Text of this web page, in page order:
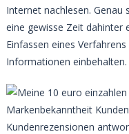
Internet nachlesen.
eine gewisse Zeit dahinter
Einfassen eines
Informationen einbehalten.
Markenbekanntheit
Kundenrezensionen